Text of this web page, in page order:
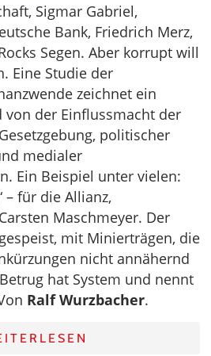
Sigmar Gabriel,
Bank, Friedrich Merz,
Segen. Aber korrupt will
Eine Studie der
zeichnet ein
von der Einflussmacht der
politischer
medialer
Ein Beispiel unter vielen:
– für die Allianz,
Maschmeyer. Der
mit Minierträgen, die
nicht annähernd
hat System und nennt
Ralf Wurzbacher.